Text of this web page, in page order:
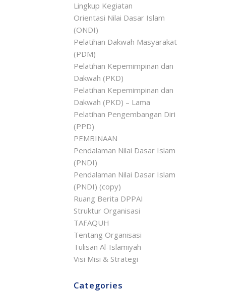
Lingkup Kegiatan
Orientasi Nilai Dasar Islam
(ONDI)
Pelatihan Dakwah Masyarakat
(PDM)
Pelatihan Kepemimpinan dan
Dakwah (PKD)
Pelatihan Kepemimpinan dan
Dakwah (PKD) – Lama
Pelatihan Pengembangan Diri
(PPD)
PEMBINAAN
Pendalaman Nilai Dasar Islam
(PNDI)
Pendalaman Nilai Dasar Islam
(PNDI) (copy)
Ruang Berita DPPAI
Struktur Organisasi
TAFAQUH
Tentang Organisasi
Tulisan Al-Islamiyah
Visi Misi & Strategi
Categories